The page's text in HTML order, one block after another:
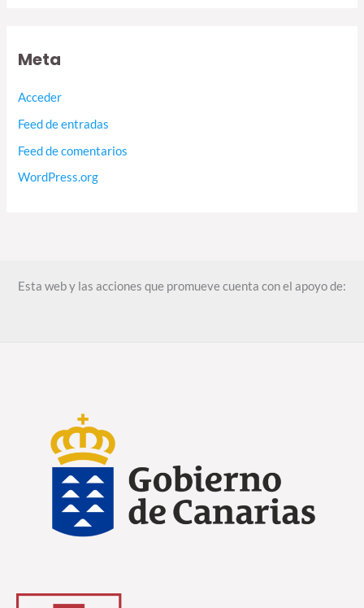
Meta
Acceder
Feed de entradas
Feed de comentarios
WordPress.org
Esta web y las acciones que promueve cuenta con el apoyo de: